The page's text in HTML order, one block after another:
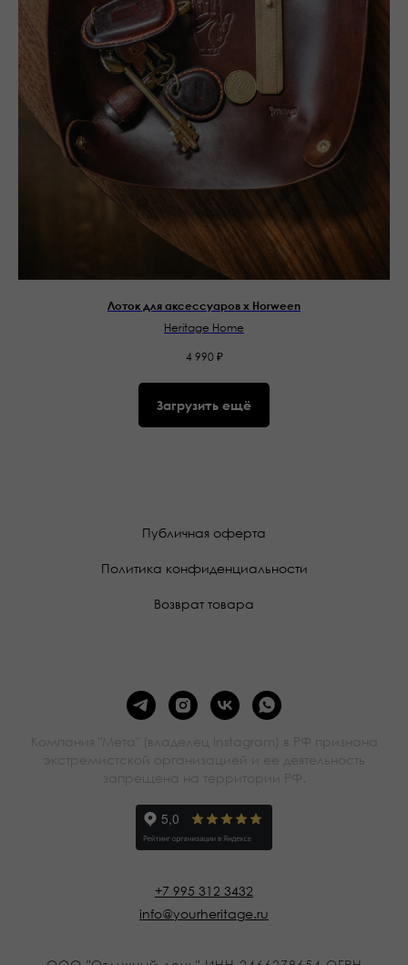
Лоток для аксессуаров х Horween
Heritage Home
4 990 ₽
Загрузить ещё
Публичная оферта
Политика конфиденциальности
Возврат товара
Компания "Мета" (владелец Instagram) в РФ признана
экстремистской организацией и ее деятельность
запрещена на территории РФ.
+7 995 312 3432
info@yourheritage.ru